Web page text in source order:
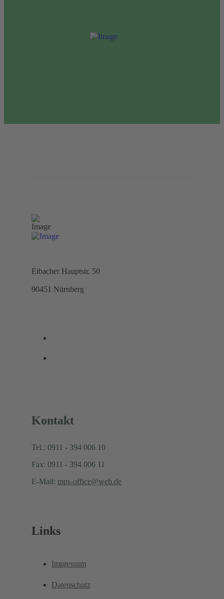
Eibacher Hauptstr. 50
90451 Nürnberg
Kontakt
Tel.: 0911 - 394 006 10
Fax: 0911 - 394 006 11
E-Mail: mps-office@web.de
Links
Impressum
Datenschutz